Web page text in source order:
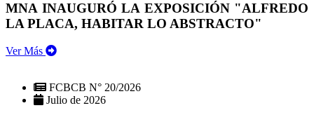
MNA INAUGURÓ LA EXPOSICIÓN "ALFREDO
LA PLACA, HABITAR LO ABSTRACTO"
Ver Más
FCBCB N° 20/2026
Julio de 2026